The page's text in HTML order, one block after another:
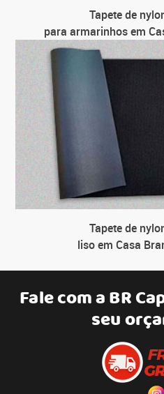
Tapete de
para armarinhos em
Tapete de
liso em Casa
Fale com aBR
seu